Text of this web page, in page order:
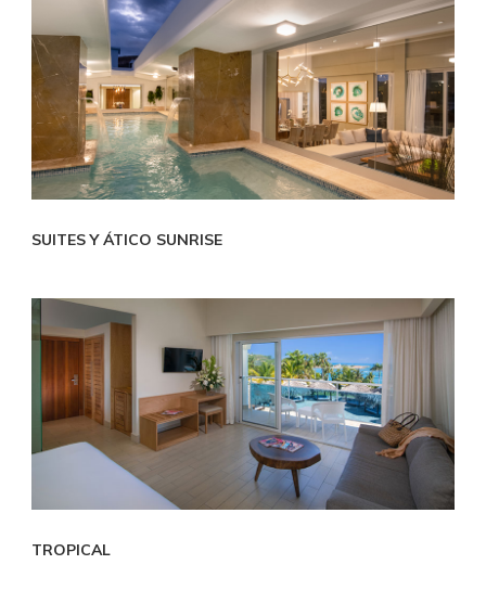
SUITES Y ÁTICO SUNRISE
TROPICAL